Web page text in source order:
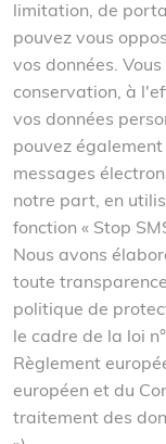
limitation, de
pouvez vous
vos données.
conservation, à
vos données
pouvez
messages
notre part, en
fonction « Stop
Nous avons
toute
politique de
le cadre de la loi
Règlement
européen et du
traitement des